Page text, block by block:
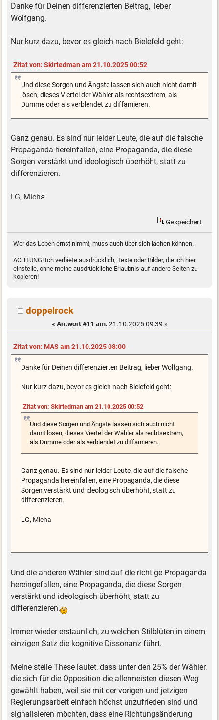
Danke für Deinen differenzierten Beitrag, lieber
Wolfgang.
Nur kurz dazu, bevor es gleich nach Bielefeld geht:
Zitat von: Skirtedman am 21.10.2025 00:52
Und diese Sorgen und Ängste lassen sich auch nicht damit
lösen, dieses Viertel der Wähler als rechtsextrem, als
Dumme oder als verblendet zu diffamieren.
Ganz genau. Es sind nur leider Leute, die auf die falsche
Propaganda hereinfallen, eine Propaganda, die diese
Sorgen verstärkt und ideologisch überhöht, statt zu
differenzieren.
LG, Micha
Gespeichert
Wer das Leben ernst nimmt, muss auch über sich lachen können.
ACHTUNG! Ich verbiete ausdrücklich, Texte oder Bilder, die ich hier
einstelle, ohne meine ausdrückliche Erlaubnis auf andere Seiten zu
kopieren!
doppelrock
« Antwort #11 am: 21.10.2025 09:39 »
Zitat von: MAS am 21.10.2025 08:00
Danke für Deinen differenzierten Beitrag, lieber Wolfgang.
Nur kurz dazu, bevor es gleich nach Bielefeld geht:
Zitat von: Skirtedman am 21.10.2025 00:52
Und diese Sorgen und Ängste lassen sich auch nicht
damit lösen, dieses Viertel der Wähler als rechtsextrem,
als Dumme oder als verblendet zu diffamieren.
Ganz genau. Es sind nur leider Leute, die auf die falsche
Propaganda hereinfallen, eine Propaganda, die diese
Sorgen verstärkt und ideologisch überhöht, statt zu
differenzieren.
LG, Micha
Und die anderen Wähler sind auf die richtige Propaganda
hereingefallen, eine Propaganda, die diese Sorgen
verstärkt und ideologisch überhöht, statt zu
differenzieren.
Immer wieder erstaunlich, zu welchen Stilblüten in einem
einzigen Satz die kognitive Dissonanz führt.
Meine steile These lautet, dass unter den 25% der Wähler,
die sich für die Opposition die allermeisten diesen Weg
gewählt haben, weil sie mit der vorigen und jetzigen
Regierungsarbeit einfach höchst unzufrieden sind und
signalisieren möchten, dass eine Richtungsänderung